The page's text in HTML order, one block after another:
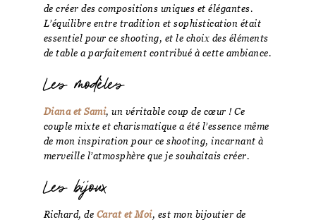
de créer des compositions uniques et élégantes.
L’équilibre entre tradition et sophistication était
essentiel pour ce shooting, et le choix des éléments
de table a parfaitement contribué à cette ambiance.
Les modèles
Diana et Sami, un véritable coup de cœur ! Ce
couple mixte et charismatique a été l’essence même
de mon inspiration pour ce shooting, incarnant à
merveille l’atmosphère que je souhaitais créer.
Les bijoux
Richard, de Carat et Moi, est mon bijoutier de